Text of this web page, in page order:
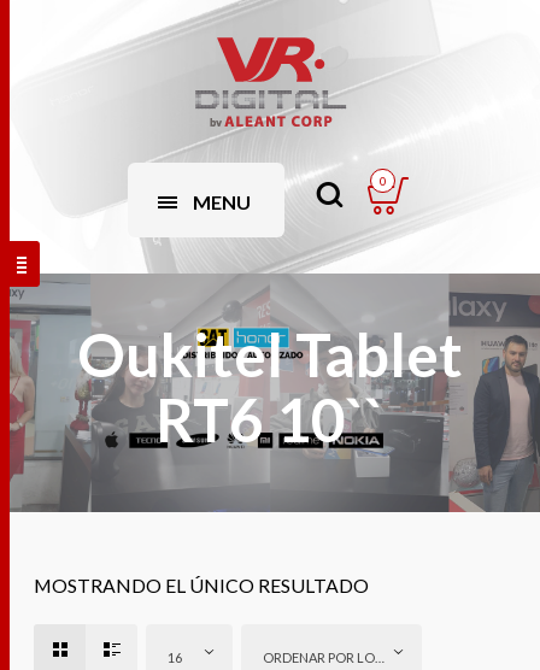
MENU
0
Oukitel Tablet
RT6 10``
MOSTRANDO EL ÚNICO RESULTADO
16 ORDENAR POR LOS ÚLTIMOS